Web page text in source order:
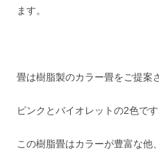
ます。
畳は樹脂製のカラー畳をご提案
ピンクとバイオレットの2色です
この樹脂畳はカラーが豊富な他